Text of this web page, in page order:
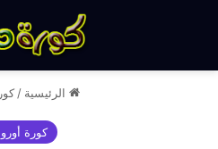
الرئيسية /
كورة